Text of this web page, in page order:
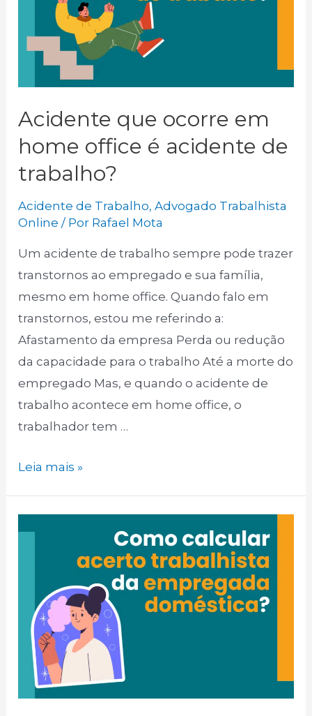
Acidente que ocorre em
home office é acidente de
trabalho?
Acidente de Trabalho,Advogado Trabalhista
Online / Por Rafael Mota
Um acidente de trabalho sempre pode trazer
transtornos ao empregado e sua família,
mesmo em home office. Quando falo em
transtornos, estou me referindo a:
Afastamento da empresa Perda ou redução
da capacidade para o trabalho Até a morte do
empregado Mas, e quando o acidente de
trabalho acontece em home office, o
trabalhador tem …
Leia mais »